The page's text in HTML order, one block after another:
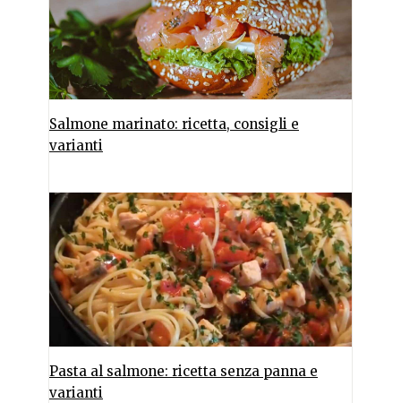
Salmone marinato: ricetta, consigli e
varianti
Pasta al salmone: ricetta senza panna e
varianti